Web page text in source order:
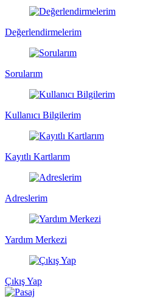
Değerlendirmelerim
Sorularım
Kullanıcı Bilgilerim
Kayıtlı Kartlarım
Adreslerim
Yardım Merkezi
Çıkış Yap